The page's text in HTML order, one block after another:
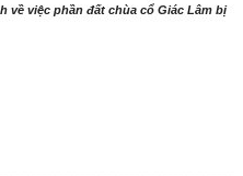
về việc phần đất chùa cổ Giác Lâm bị